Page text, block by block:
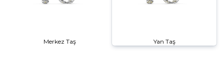
Merkez Taş Yan Taş